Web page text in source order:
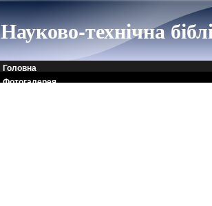
Науково-технічна
Головна
Фотогалерея